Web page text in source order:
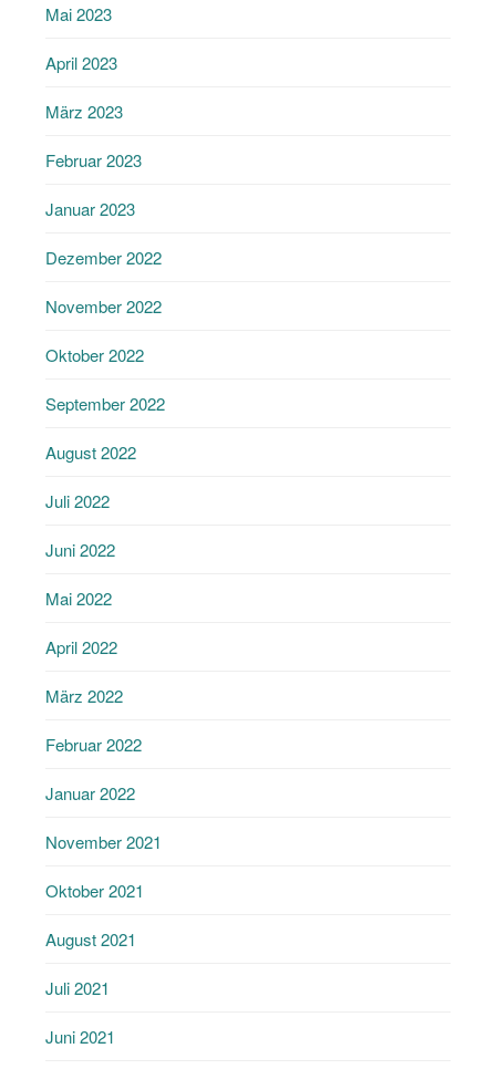
Mai 2023
April 2023
März 2023
Februar 2023
Januar 2023
Dezember 2022
November 2022
Oktober 2022
September 2022
August 2022
Juli 2022
Juni 2022
Mai 2022
April 2022
März 2022
Februar 2022
Januar 2022
November 2021
Oktober 2021
August 2021
Juli 2021
Juni 2021